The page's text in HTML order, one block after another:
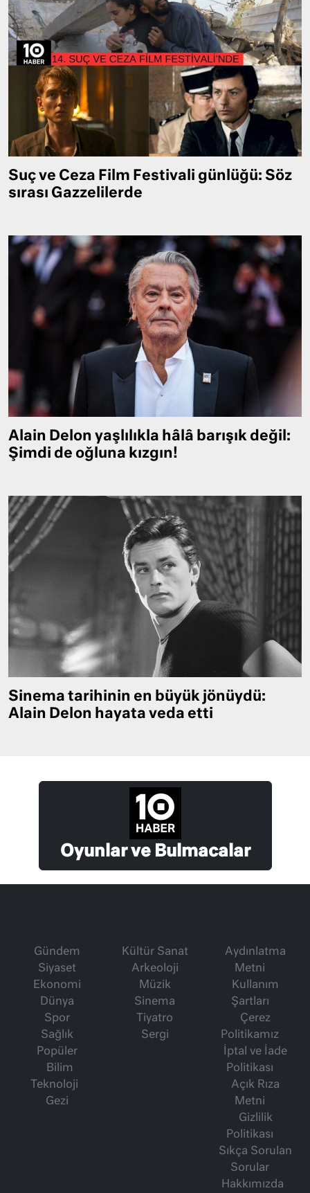
Suç ve Ceza Film Festivali günlüğü: Söz
sırası Gazzelilerde
Alain Delon yaşlılıkla hâlâ barışık değil:
Şimdi de oğluna kızgın!
Sinema tarihinin en büyük jönüydü:
Alain Delon hayata veda etti
Oyunlar ve Bulmacalar
Gündem
Siyaset
Ekonomi
Dünya
Spor
Sağlık
Popüler
Bilim
Teknoloji
Gezi
Kültür Sanat
Arkeoloji
Müzik
Sinema
Tiyatro
Sergi
Aydınlatma
Metni
Kullanım
Şartları
Çerez
Politikamız
İptal ve İade
Politikası
Açık Rıza
Metni
Gizlilik
Politikası
Sıkça Sorulan
Sorular
Hakkımızda